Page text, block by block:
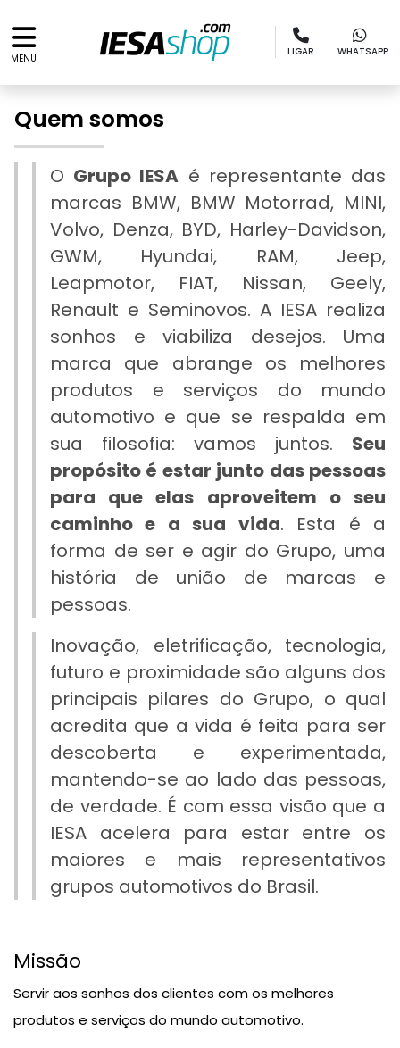
MENU
LIGAR WHATSAPP
Quem somos
O Grupo IESA é representante das
marcas BMW, BMW Motorrad, MINI,
Volvo, Denza, BYD, Harley-Davidson,
GWM, Hyundai, RAM, Jeep,
Leapmotor, FIAT, Nissan, Geely,
Renault e Seminovos. A IESA realiza
sonhos e viabiliza desejos. Uma
marca que abrange os melhores
produtos e serviços do mundo
automotivo e que se respalda em
sua filosofia: vamos juntos. Seu
propósito é estar junto das pessoas
para que elas aproveitem o seu
caminho e a sua vida. Esta é a
forma de ser e agir do Grupo, uma
história de união de marcas e
pessoas.
Inovação, eletrificação, tecnologia,
futuro e proximidade são alguns dos
principais pilares do Grupo, o qual
acredita que a vida é feita para ser
descoberta e experimentada,
mantendo-se ao lado das pessoas,
de verdade. É com essa visão que a
IESA acelera para estar entre os
maiores e mais representativos
grupos automotivos do Brasil.
Missão
Servir aos sonhos dos clientes com os melhores
produtos e serviços do mundo automotivo.